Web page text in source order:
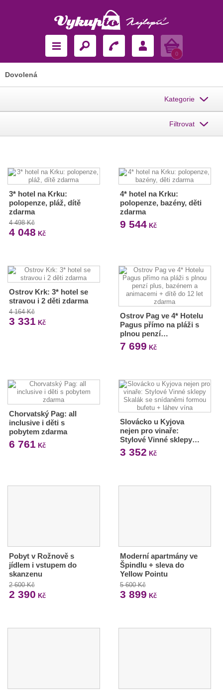
Košík
0
Dovolená
Kategorie
Filtrovat
3* hotel na Krku:
polopenze, pláž, dítě
zdarma
4 498 Kč
4 048 Kč
4* hotel na Krku:
polopenze, bazény, děti
zdarma
9 544Kč
Ostrov Krk: 3* hotel se
stravou i 2 děti zdarma
4 164 Kč
3 331 Kč
Ostrov Pag ve 4* Hotelu
Pagus přímo na pláži s
plnou penzí…
7 699 Kč
Chorvatský Pag: all
inclusive i děti s
pobytem zdarma
6 761 Kč
Slovácko u Kyjova
nejen pro vinaře:
Stylové Vinné sklepy…
3 352 Kč
Pobyt v Rožnově s
jídlem i vstupem do
skanzenu
2 600 Kč
2 390 Kč
Moderní apartmány ve
Špindlu + sleva do
Yellow Pointu
5 600 Kč
3 899 Kč